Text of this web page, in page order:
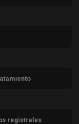
registrales